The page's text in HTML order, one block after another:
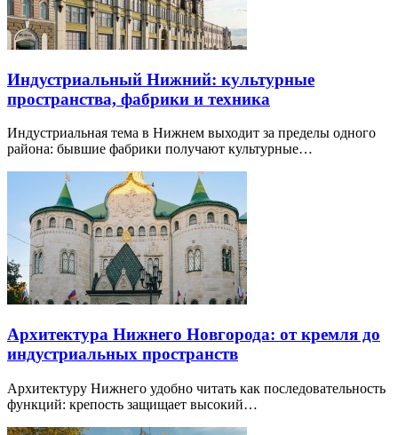
Индустриальный Нижний: культурные
пространства, фабрики и техника
Индустриальная тема в Нижнем выходит за пределы одного
района: бывшие фабрики получают культурные…
Архитектура Нижнего Новгорода: от кремля до
индустриальных пространств
Архитектуру Нижнего удобно читать как последовательность
функций: крепость защищает высокий…